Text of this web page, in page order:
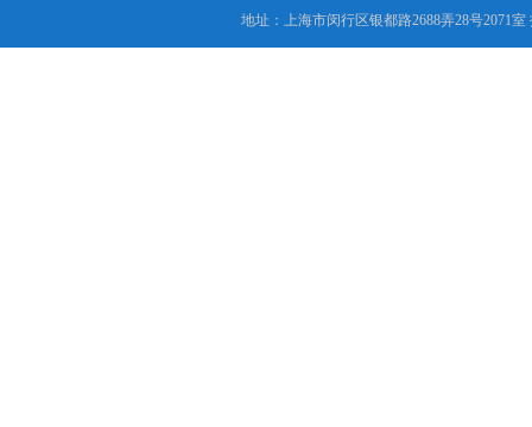
地址：上海市闵行区银都路2688弄28号2071室